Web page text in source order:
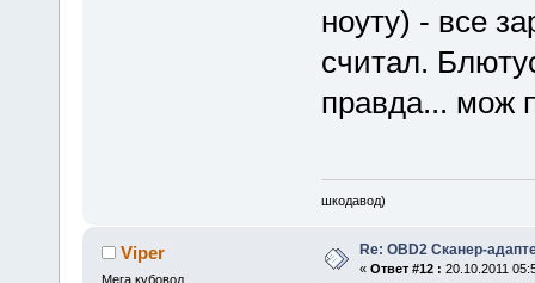
ноуту) - все
считал.
правда... мож
шкодавод)
Viper
Мега кубовод
Re: OBD2 Сканер-
« Ответ #12 : 20.10.2011